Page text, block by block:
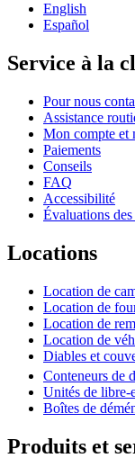
English
Español
Service à la
Pour nous
Assistance
Mon compte et
Paiements
Conseils
FAQ
Accessibilité
Évaluations
Locations
Location de
Location de
Location de
Location de
Diables et
Conteneurs de
Unités de libre-
Boîtes de
Produits et